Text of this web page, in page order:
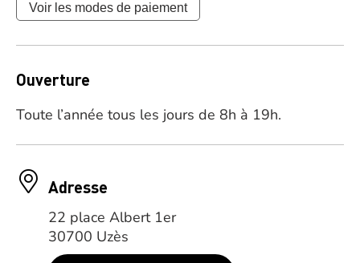
Voir les modes de paiement
Ouverture
Toute l’année tous les jours de 8h à 19h.
Adresse
22 place Albert 1er
30700 Uzès